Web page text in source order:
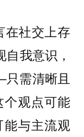
在社交上存
我意识，
需清晰且
个观点可能
与主流观